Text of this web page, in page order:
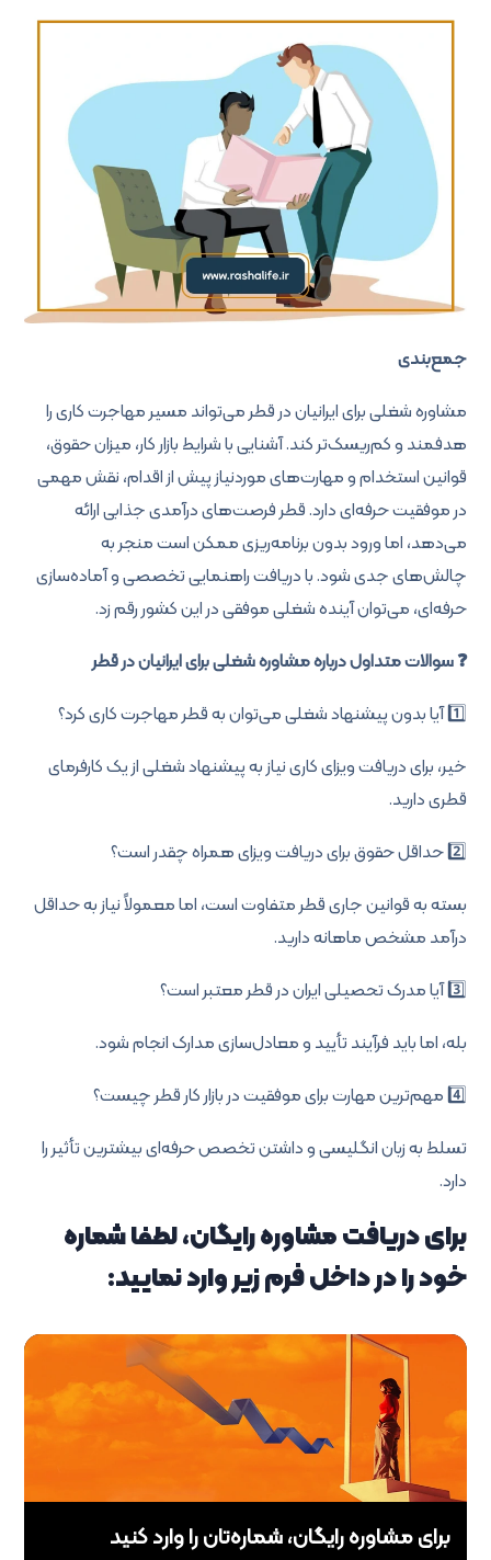
جمع‌بندی
مشاوره شغلی برای ایرانیان در قطر می‌تواند مسیر مهاجرت کاری را
هدفمند و کم‌ریسک‌تر کند. آشنایی با شرایط بازار کار، میزان حقوق،
قوانین استخدام و مهارت‌های موردنیاز پیش از اقدام، نقش مهمی
در موفقیت حرفه‌ای دارد. قطر فرصت‌های درآمدی جذابی ارائه
می‌دهد، اما ورود بدون برنامه‌ریزی ممکن است منجر به
چالش‌های جدی شود. با دریافت راهنمایی تخصصی و آماده‌سازی
حرفه‌ای، می‌توان آینده شغلی موفقی در این کشور رقم زد.
❓ سوالات متداول درباره مشاوره شغلی برای ایرانیان در قطر
1️⃣ آیا بدون پیشنهاد شغلی می‌توان به قطر مهاجرت کاری کرد؟
خیر، برای دریافت ویزای کاری نیاز به پیشنهاد شغلی از یک کارفرمای
قطری دارید.
2️⃣ حداقل حقوق برای دریافت ویزای همراه چقدر است؟
بسته به قوانین جاری قطر متفاوت است، اما معمولاً نیاز به حداقل
درآمد مشخص ماهانه دارید.
3️⃣ آیا مدرک تحصیلی ایران در قطر معتبر است؟
بله، اما باید فرآیند تأیید و معادل‌سازی مدارک انجام شود.
4️⃣ مهم‌ترین مهارت برای موفقیت در بازار کار قطر چیست؟
تسلط به زبان انگلیسی و داشتن تخصص حرفه‌ای بیشترین تأثیر را
دارد.
برای دریافت مشاوره رایگان، لطفا شماره
خود را در داخل فرم زیر وارد نمایید:
برای مشاوره رایگان، شماره‌تان را وارد کنید